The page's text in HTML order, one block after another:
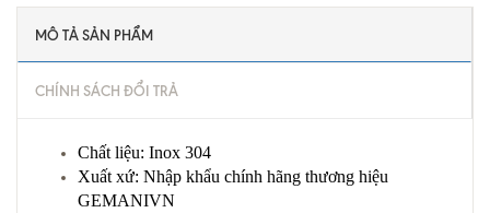
MÔ TẢ SẢN PHẨM
CHÍNH SÁCH ĐỔI TRẢ
Chất liệu: Inox 304
Xuất xứ: Nhập khẩu chính hãng thương hiệu
GEMANIVN